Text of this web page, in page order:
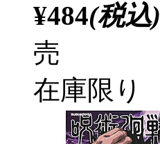
¥484(税込)
売
在庫限り